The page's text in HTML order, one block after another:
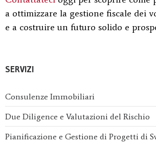
a ottimizzare la gestione fiscale dei
e a costruire un futuro solido e
SERVIZI
Consulenze Immobiliari
Due Diligence e Valutazioni del Rischio
Pianificazione e Gestione di Progetti di